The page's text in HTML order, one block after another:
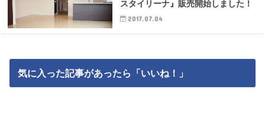
スタイリーナ』販売開始しました！
2017.07.04
気に入った記事があったら「いいね！」